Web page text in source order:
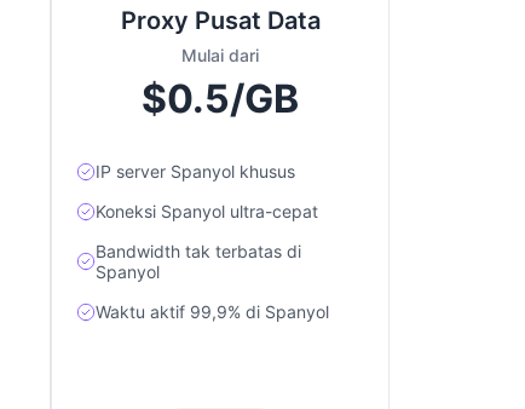
Proxy Pusat Data
Mulai dari
$0.5/GB
IP server Spanyol khusus
Koneksi Spanyol ultra-cepat
Bandwidth tak terbatas di
Spanyol
Waktu aktif 99,9% di Spanyol